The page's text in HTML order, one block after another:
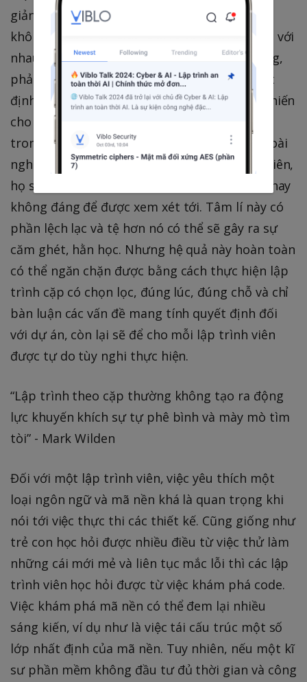
giản chỉ có thể là không thể xảy ra. Điều này
không phải là để ám chỉ họ có thể sẽ bực tức với
nhau (họ có thể) nhưng họ có thể sẽ bất đồng,
phản đối nhau rất nhiều khi cùng nhau quyết
định một vấn đề nào đó. Việc này có thể sẽ khiến
cho tiến độ thực hiện công việc giảm sút, và
trong một vài trường hợp sẽ gây ra tâm lý hoài
nghi chính bản thân mình cho các lập trình viên,
họ sẽ nghĩ ý kiến quan điểm họ đưa ra là sai hay
không đáng để được xem xét tới. Tâm lí này có
phần lệch lạc và tệ hơn nó có thể sẽ gây ra sự
căm ghét, hằn học. Nhưng hệ quả này hoàn toàn
có thể ngăn chặn được bằng cách thực hiện lập
trình cặp có chọn lọc, đúng lúc, đúng chỗ và chỉ
bàn luận các vấn đề mang tính quyết định đối
với dự án, còn lại sẽ để cho mỗi lập trình viên
được tự do tùy nghi thực hiện.
“Lập trình theo cặp thường không tạo ra động
lực khuyến khích sự tự phê bình và mày mò tìm
tòi” - Mark Wilden
Đối với một lập trình viên, việc yêu thích một
loại ngôn ngữ và mã nền khá là quan trọng khi
nói tới việc thực thi các thiết kế. Cũng giống như
trẻ con học hỏi được nhiều điều từ việc thử làm
những cái mới mẻ và liên tục mắc lỗi thì các lập
trình viên học hỏi được từ việc khám phá code.
Việc khám phá mã nền có thể đem lại nhiều
sáng kiến, ví dụ như là việc tái cấu trúc một số
lớp nhất định của mã nền. Tuy nhiên, nếu một kĩ
sư phần mềm không đầu tư đủ thời gian và công